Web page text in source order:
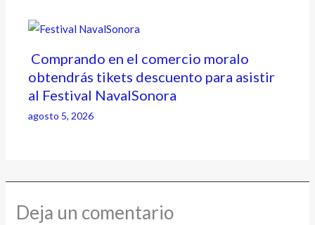
Comprando en el comercio moralo
obtendrás tikets descuento para asistir
al Festival NavalSonora
agosto 5, 2026
Deja un comentario